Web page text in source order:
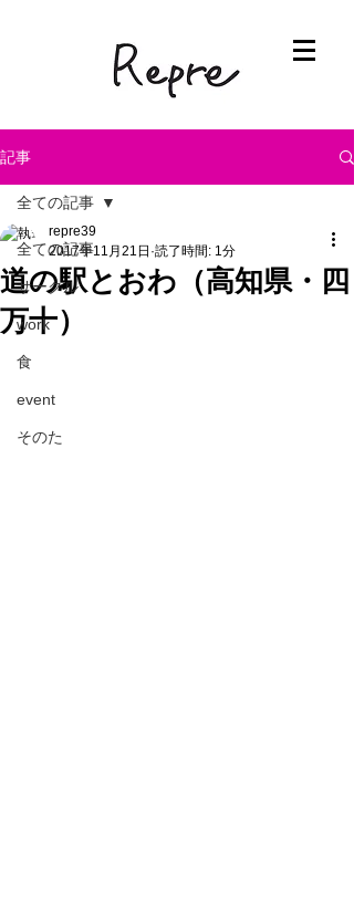
記事
全ての記事
サークル
work
食
event
そのた
全ての記事
道の駅とおわ（高知県・四
万十）
repre39
2017年11月21日 読了時間: 1分